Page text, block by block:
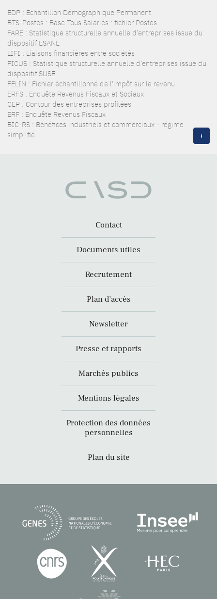
EDP : Echantillon Démographique Permanent
BTS-Postes : Base Tous Salariés : fichier Postes
FARE : Statistique structurelle annuelle d’entreprises issue du
dispositif ESANE
LIFI : Liaisons financières entre sociétés
FICUS : Statistique structurelle annuelle d’entreprises issue du
dispositif SUSE
FELIN : Fichier échantillonné de l'impôt sur le revenu
ERFS : Enquête Revenus Fiscaux et Sociaux
CEP : Contour des entreprises profilées
ERF : Enquête Revenus Fiscaux
BIC-RS : Bénéfices industriels et commerciaux - régime
simplifié
+
Contact
Documents utiles
Recrutement
Plan d’accès
Newsletter
Presse et rapports
Marchés publics
Mentions légales
Protection des données
personnelles
Plan du site